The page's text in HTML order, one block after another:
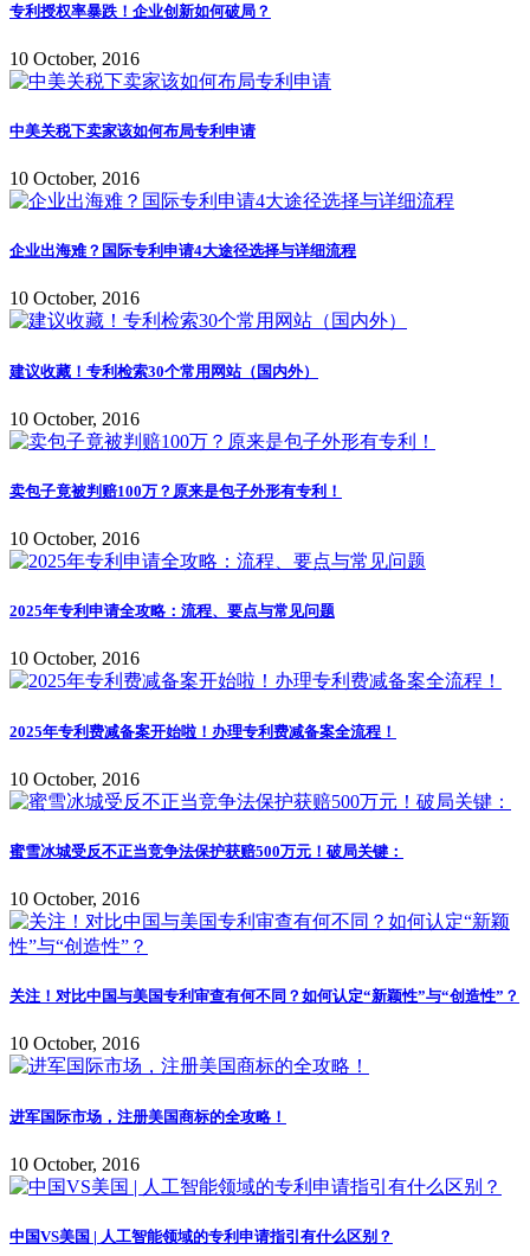
专利授权率暴跌！企业创新如何破局？
10 October, 2016
中美关税下卖家该如何布局专利申请
10 October, 2016
企业出海难？国际专利申请4大途径选择与详细流程
10 October, 2016
建议收藏！专利检索30个常用网站（国内外）
10 October, 2016
卖包子竟被判赔100万？原来是包子外形有专利！
10 October, 2016
2025年专利申请全攻略：流程、要点与常见问题
10 October, 2016
2025年专利费减备案开始啦！办理专利费减备案全流程！
10 October, 2016
蜜雪冰城受反不正当竞争法保护获赔500万元！破局关键：
10 October, 2016
关注！对比中国与美国专利审查有何不同？如何认定“新颖性”与“创造性”？
10 October, 2016
进军国际市场，注册美国商标的全攻略！
10 October, 2016
中国VS美国 | 人工智能领域的专利申请指引有什么区别？